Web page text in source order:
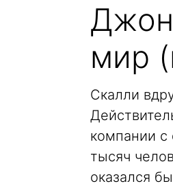
Джон
мир
Скалли
компании с
тысяч
оказался